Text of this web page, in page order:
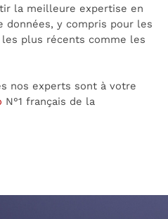
la meilleure expertise en
données, y compris pour les
plus récents comme les
nos experts sont à votre
N°1 français de la